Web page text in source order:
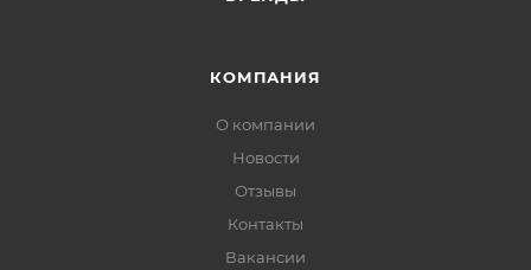
КОМПАНИЯ
О компании
Новости
Отзывы
Контакты
Вакансии